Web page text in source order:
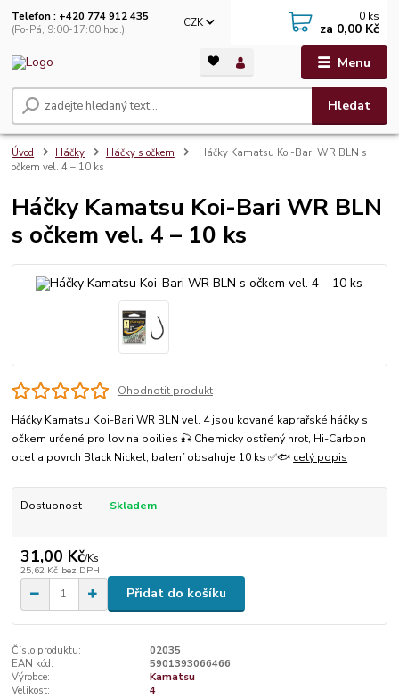
Menu
CZK
Hledat
Telefon : +420 774 912 435
(Po-Pá, 9:00-17:00 hod.)
0 ks
za 0,00 Kč
Úvod Háčky Háčky s očkem
Háčky Kamatsu Koi-Bari WR BLN s
očkem vel. 4 – 10 ks
Háčky Kamatsu Koi-Bari WR BLN
s očkem vel. 4 – 10 ks
Ohodnotit produkt
Háčky Kamatsu Koi-Bari WR BLN vel. 4 jsou kované kaprařské háčky s
očkem určené pro lov na boilies 🎣 Chemicky ostřený hrot, Hi-Carbon
ocel a povrch Black Nickel, balení obsahuje 10 ks ✅🐟 celý popis
Dostupnost Skladem
31,00 Kč/Ks
25,62 Kč bez DPH
Přidat do košíku
Číslo produktu:
02035
EAN kód:
5901393066466
Výrobce:
Kamatsu
Velikost:
4